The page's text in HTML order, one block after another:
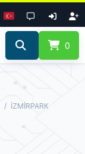
0
İZMİRPARK